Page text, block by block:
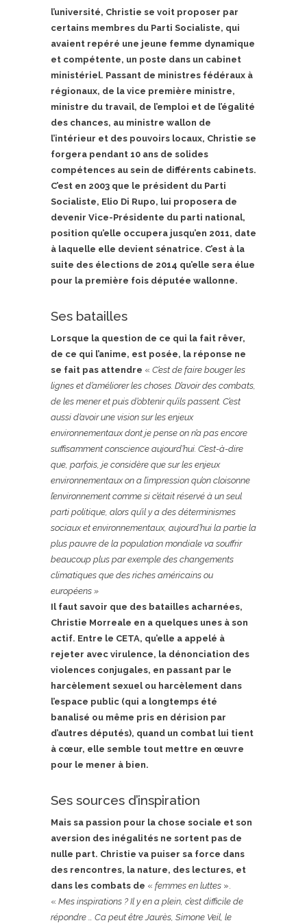
l’université, Christie se voit proposer par
certains membres du Parti Socialiste, qui
avaient repéré une jeune femme dynamique
et compétente, un poste dans un cabinet
ministériel. Passant de ministres fédéraux à
régionaux, de la vice première ministre,
ministre du travail, de l’emploi et de l’égalité
des chances, au ministre wallon de
l’intérieur et des pouvoirs locaux, Christie se
forgera pendant 10 ans de solides
compétences au sein de différents cabinets.
C’est en 2003 que le président du Parti
Socialiste, Elio Di Rupo, lui proposera de
devenir Vice-Présidente du parti national,
position qu’elle occupera jusqu’en 2011, date
à laquelle elle devient sénatrice. C’est à la
suite des élections de 2014 qu’elle sera élue
pour la première fois députée wallonne.
Ses batailles
Lorsque la question de ce qui la fait rêver,
de ce qui l’anime, est posée, la réponse ne
se fait pas attendre « C’est de faire bouger les
lignes et d’améliorer les choses. D’avoir des combats,
de les mener et puis d’obtenir qu’ils passent. C’est
aussi d’avoir une vision sur les enjeux
environnementaux dont je pense on n’a pas encore
suffisamment conscience aujourd’hui. C’est-à-dire
que, parfois, je considère que sur les enjeux
environnementaux on a l’impression qu’on cloisonne
l’environnement comme si c’était réservé à un seul
parti politique, alors qu’il y a des déterminismes
sociaux et environnementaux, aujourd’hui la partie la
plus pauvre de la population mondiale va souffrir
beaucoup plus par exemple des changements
climatiques que des riches américains ou
européens »
Il faut savoir que des batailles acharnées,
Christie Morreale en a quelques unes à son
actif. Entre le CETA, qu’elle a appelé à
rejeter avec virulence, la dénonciation des
violences conjugales, en passant par le
harcèlement sexuel ou harcèlement dans
l’espace public (qui a longtemps été
banalisé ou même pris en dérision par
d’autres députés), quand un combat lui tient
à cœur, elle semble tout mettre en œuvre
pour le mener à bien.
Ses sources d’inspiration
Mais sa passion pour la chose sociale et son
aversion des inégalités ne sortent pas de
nulle part. Christie va puiser sa force dans
des rencontres, la nature, des lectures, et
dans les combats de « femmes en luttes ».
« Mes inspirations ? Il y en a plein, c’est difficile de
répondre … Ca peut être Jaurès, Simone Veil, le